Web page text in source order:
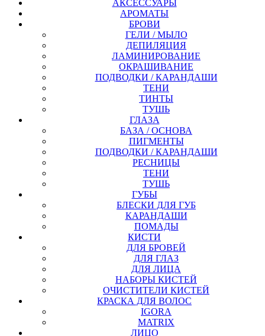
АКСЕССУАРЫ
АРОМАТЫ
БРОВИ
ГЕЛИ / МЫЛО
ДЕПИЛЯЦИЯ
ЛАМИНИРОВАНИЕ
ОКРАШИВАНИЕ
ПОДВОДКИ / КАРАНДАШИ
ТЕНИ
ТИНТЫ
ТУШЬ
ГЛАЗА
БАЗА / ОСНОВА
ПИГМЕНТЫ
ПОДВОДКИ / КАРАНДАШИ
РЕСНИЦЫ
ТЕНИ
ТУШЬ
ГУБЫ
БЛЕСКИ ДЛЯ ГУБ
КАРАНДАШИ
ПОМАДЫ
КИСТИ
ДЛЯ БРОВЕЙ
ДЛЯ ГЛАЗ
ДЛЯ ЛИЦА
НАБОРЫ КИСТЕЙ
ОЧИСТИТЕЛИ КИСТЕЙ
КРАСКА ДЛЯ ВОЛОС
IGORA
MATRIX
ЛИЦО